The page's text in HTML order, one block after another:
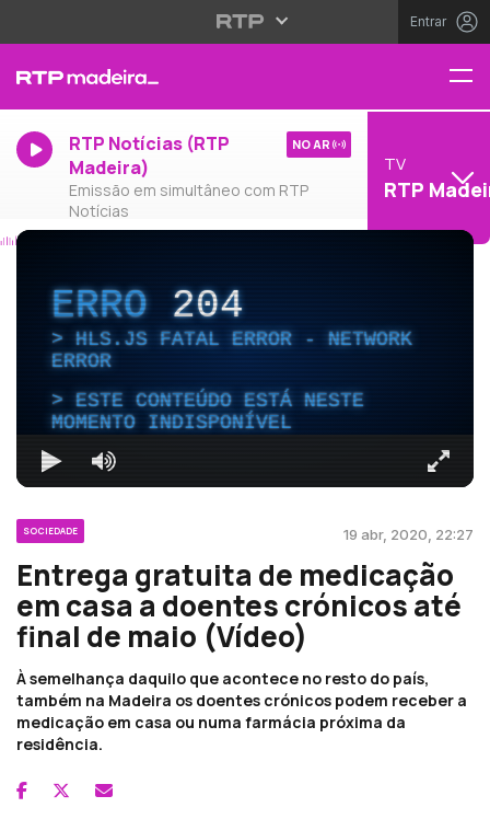
Entrar
RTP Notícias (RTP
Madeira)
Emissão em simultâneo com RTP
Notícias
NO AR
TV
RTP
ERRO204
HLS.JS FATAL ERROR - NETWORK
ERROR
ESTE CONTEÚDO ESTÁ NESTE
MOMENTO INDISPONÍVEL
SOCIEDADE 19 abr, 2020, 22:27
Entrega gratuita de medicação
em casa a doentes crónicos até
final de maio (Vídeo)
À semelhança daquilo que acontece no resto do país,
também na Madeira os doentes crónicos podem receber a
medicação em casa ou numa farmácia próxima da
residência.